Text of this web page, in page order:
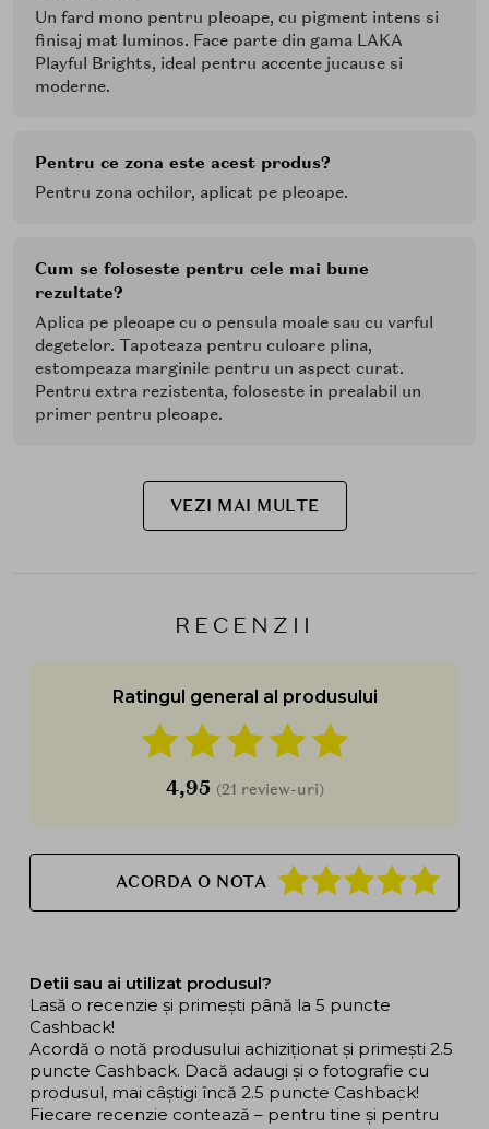
Un fard mono pentru pleoape, cu pigment intens si
finisaj mat luminos. Face parte din gama LAKA
Playful Brights, ideal pentru accente jucause si
moderne.
Pentru ce zona este acest produs?
Pentru zona ochilor, aplicat pe pleoape.
Cum se foloseste pentru cele mai bune
rezultate?
Aplica pe pleoape cu o pensula moale sau cu varful
degetelor. Tapoteaza pentru culoare plina,
estompeaza marginile pentru un aspect curat.
Pentru extra rezistenta, foloseste in prealabil un
primer pentru pleoape.
VEZI MAI MULTE
RECENZII
Ratingul general al produsului
4,95 (21 review-uri)
ACORDA O NOTA
Detii sau ai utilizat produsul?
Lasă o recenzie și primești până la 5 puncte
Cashback!
Acordă o notă produsului achiziționat și primești 2.5
puncte Cashback. Dacă adaugi și o fotografie cu
produsul, mai câștigi încă 2.5 puncte Cashback!
Fiecare recenzie contează – pentru tine și pentru